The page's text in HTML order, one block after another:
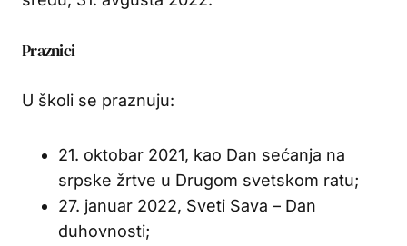
Praznici
U školi se praznuju:
21. oktobar 2021, kao Dan sećanja na
srpske žrtve u Drugom svetskom ratu;
27. januar 2022, Sveti Sava – Dan
duhovnosti;